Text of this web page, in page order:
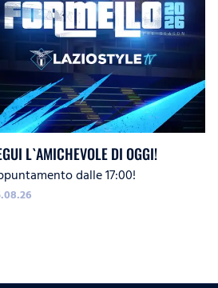
L`AMICHEVOLE DI OGGI!
dalle 17:00!